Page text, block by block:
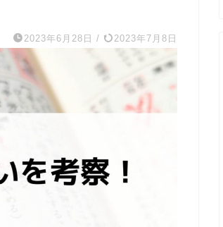
2023年6月28日 / 2023年7月8日